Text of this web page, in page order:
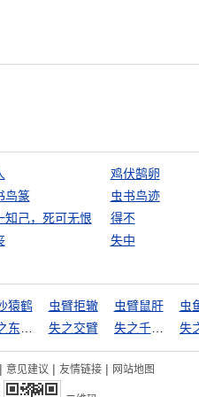
鸡伏鹄卵
鸟篆
虫书鸟迹
知己，死可无恨
得不
失中
猿鹤 虫臂拒辙 虫臂鼠肝
虫
失之交臂 失之千里，差若毫厘
| 意见建议 | 友情链接 | 网站地图